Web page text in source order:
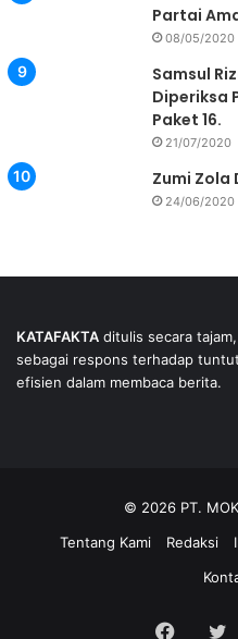
Partai
08/05/2020
Samsul
Diperiksa
Paket 16.
21/07/2020
Zumi Zola
24/06/2020
KATAFAKTA ditulis secara
sebagai respons terhadap
efisien dalam membaca berita.
© 2026 PT.
Tentang Kami
Redaksi